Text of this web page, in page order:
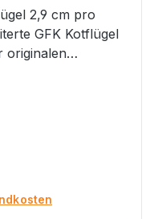
2,9 cm pro
originalen
Sie dies
für Kinder